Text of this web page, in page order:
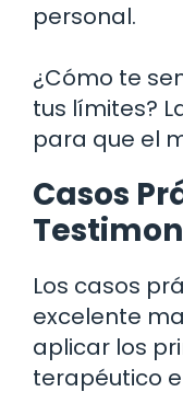
personal.
¿Cómo te
tus límites?
para que el
Casos
Los casos
excelente
aplicar los
terapéutico